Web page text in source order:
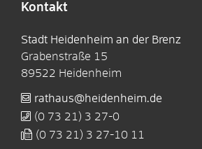
Kontakt
Stadt Heidenheim an der Brenz
Grabenstraße 15
89522 Heidenheim
rathaus@heidenheim.de
(0 73 21) 3 27-0
(0 73 21) 3 27-10 11